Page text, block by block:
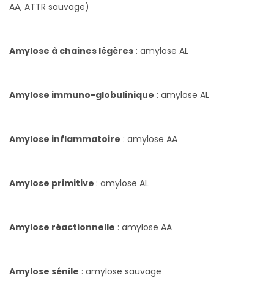
AA, ATTR sauvage)
Amylose à chaines légères : amylose AL
Amylose immuno-globulinique : amylose AL
Amylose inflammatoire : amylose AA
Amylose primitive : amylose AL
Amylose réactionnelle : amylose AA
Amylose sénile : amylose sauvage